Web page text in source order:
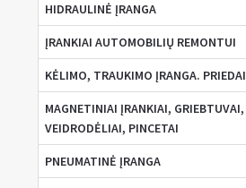
HIDRAULINĖ ĮRANGA
ĮRANKIAI AUTOMOBILIŲ REMONTUI
KĖLIMO, TRAUKIMO ĮRANGA. PRIEDAI
MAGNETINIAI ĮRANKIAI, GRIEBTUVAI,
VEIDRODĖLIAI, PINCETAI
PNEUMATINĖ ĮRANGA